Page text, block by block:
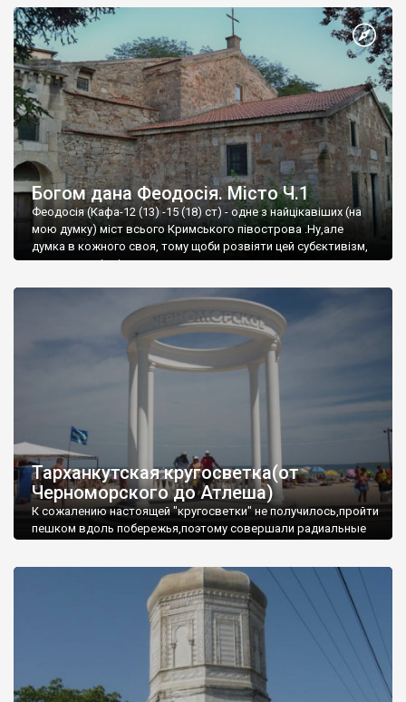
Богом дана Феодосія. Місто Ч.1
Феодосія (Кафа-12 (13) -15 (18) ст) - одне з найцікавіших (на
мою думку) міст всього Кримського півострова .Ну,але
думка в кожного своя, тому щоби розвіяти цей субєктивізм,
запрошую відвідати це
Тарханкутская кругосветка(от
Черноморского до Атлеша)
К сожалению настоящей "кругосветки" не получилось,пройти
пешком вдоль побережья,поэтому совершали радиальные